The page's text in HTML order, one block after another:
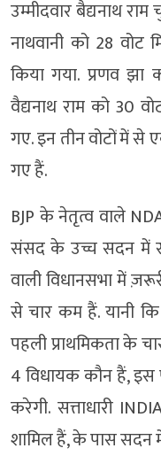
उम्मीदवार बैद्यनाथ
नाथवानी को 28 वोट
किया गया. प्रणव
वैद्यनाथ राम को 30
गए. इन तीन वोटों में से
गए हैं.
BJP के नेतृत्व वाले
संसद के उच्च सदन में
वाली विधानसभा में
से चार कम हैं. यानी
पहली प्राथमिकता के
4 विधायक कौन हैं, इस
करेगी. सत्ताधारी
शामिल हैं, के पास सदन